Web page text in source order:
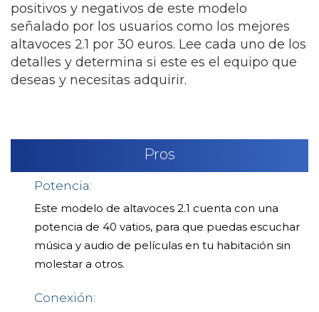
positivos y negativos de este modelo
señalado por los usuarios como los mejores
altavoces 2.1 por 30 euros. Lee cada uno de los
detalles y determina si este es el equipo que
deseas y necesitas adquirir.
Pros
Potencia:
Este modelo de altavoces 2.1 cuenta con una
potencia de 40 vatios, para que puedas escuchar
música y audio de películas en tu habitación sin
molestar a otros.
Conexión: